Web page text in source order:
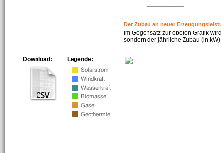
Der Zubau an neuer
Im Gegensatz zur oberen Grafik
sondern der jährliche Zubau (in
Legende:
Download: